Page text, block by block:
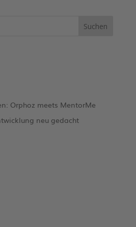
Orphoz meets MentorMe
neu gedacht